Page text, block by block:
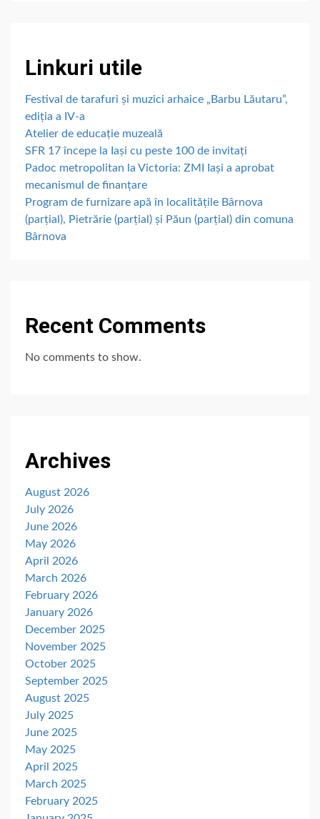
Linkuri utile
Festival de tarafuri și muzici arhaice „Barbu Lăutaru”,
ediția a IV-a
Atelier de educație muzeală
SFR 17 începe la Iași cu peste 100 de invitați
Padoc metropolitan la Victoria: ZMI Iași a aprobat
mecanismul de finanțare
Program de furnizare apă în localitățile Bârnova
(parțial), Pietrărie (parțial) și Păun (parțial) din comuna
Bârnova
Recent Comments
No comments to show.
Archives
August 2026
July 2026
June 2026
May 2026
April 2026
March 2026
February 2026
January 2026
December 2025
November 2025
October 2025
September 2025
August 2025
July 2025
June 2025
May 2025
April 2025
March 2025
February 2025